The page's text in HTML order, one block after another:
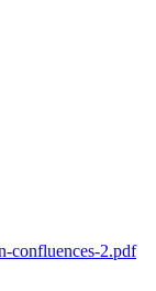
confluences-2.pdf